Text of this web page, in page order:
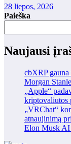
28 liepos, 2026
Paieška
Naujausi
cbXRP gauna
Morgan
„Apple“
kriptovaliutos
„VRChat“
atnaujinimą
Elon Musk AI